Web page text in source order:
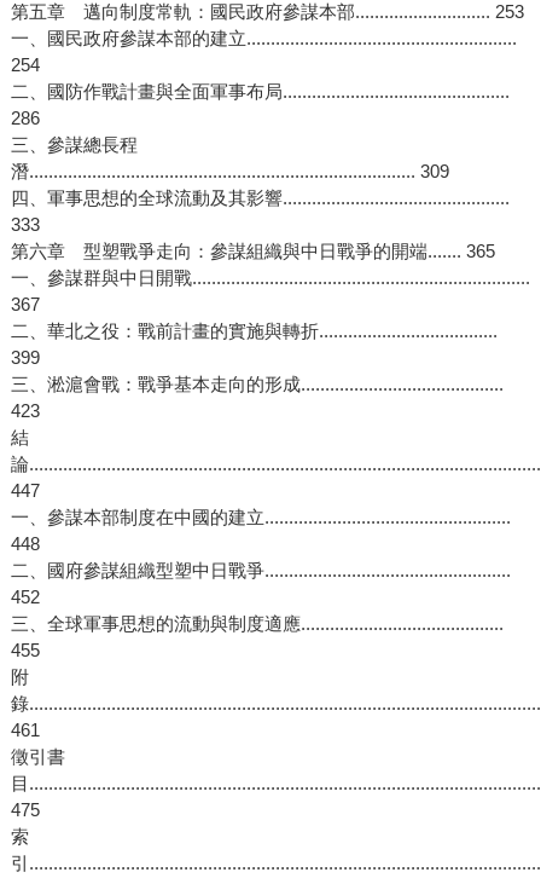
第五章 邁向制度常軌：國民政府參謀本部............................ 253
一、國民政府參謀本部的建立........................................................
254
二、國防作戰計畫與全面軍事布局...............................................
286
三、參謀總長程
潛................................................................................ 309
四、軍事思想的全球流動及其影響...............................................
333
第六章 型塑戰爭走向：參謀組織與中日戰爭的開端....... 365
一、參謀群與中日開戰......................................................................
367
二、華北之役：戰前計畫的實施與轉折.....................................
399
三、淞滬會戰：戰爭基本走向的形成..........................................
423
結
論
447
一、參謀本部制度在中國的建立...................................................
448
二、國府參謀組織型塑中日戰爭...................................................
452
三、全球軍事思想的流動與制度適應..........................................
455
附
錄
461
徵引書
目..........................................................................................................
475
索
引